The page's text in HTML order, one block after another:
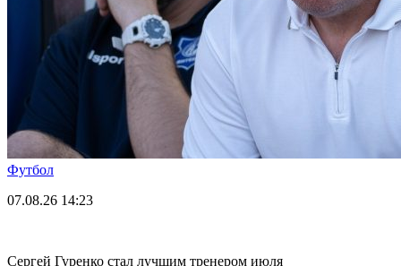
Футбол
07.08.26 14:23
Сергей Гуренко стал лучшим тренером июля